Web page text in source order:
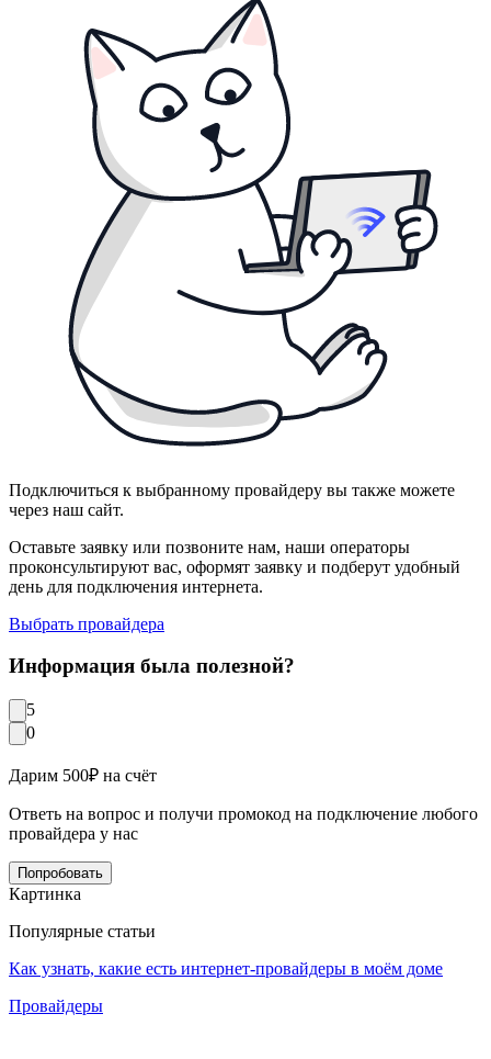
Подключиться к выбранному провайдеру вы также можете
через наш сайт.
Оставьте заявку или позвоните нам, наши операторы
проконсультируют вас, оформят заявку и подберут удобный
день для подключения интернета.
Выбрать провайдера
Информация была полезной?
5
0
Дарим 500₽ на счёт
Ответь на вопрос и получи промокод на подключение любого
провайдера у нас
Попробовать
Картинка
Популярные статьи
Как узнать, какие есть интернет-провайдеры в моём доме
Провайдеры